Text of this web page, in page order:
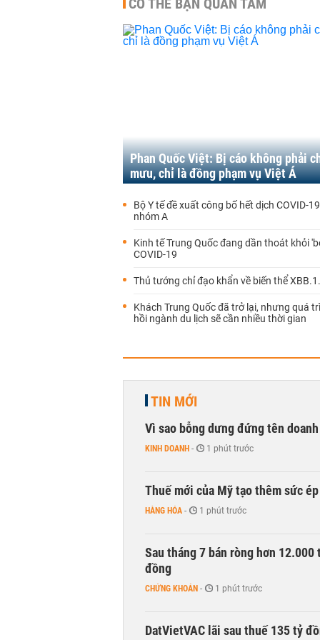
CÓ THỂ BẠN QUAN TÂM
Phan Quốc Việt: Bị cáo không phải
mưu, chỉ là đồng phạm vụ Việt Á
Bộ Y tế đề xuất công bố hết dịch COVID-
nhóm A
Kinh tế Trung Quốc đang dần thoát khỏi
COVID-19
Thủ tướng chỉ đạo khẩn về biến thể
Khách Trung Quốc đã trở lại, nhưng quá
hồi ngành du lịch sẽ cần nhiều thời gian
TIN MỚI
Vì sao bỗng dưng đứng tên
KINH DOANH - 1 phút trước
Thuế mới của Mỹ tạo thêm sức
HÀNG HÓA - 1 phút trước
Sau tháng 7 bán ròng hơn
đồng
CHỨNG KHOÁN - 1 phút trước
DatVietVAC lãi sau thuế 135 tỷ